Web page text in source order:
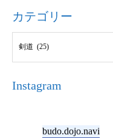
カテゴリー
Instagram
budo.dojo.navi